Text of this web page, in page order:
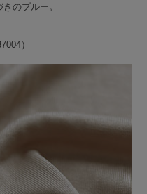
のブルー。
）